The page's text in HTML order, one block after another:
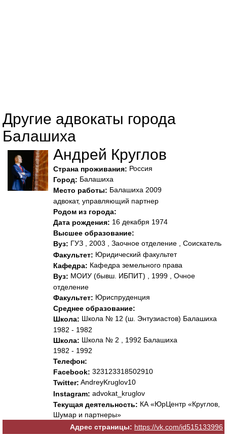
Другие адвокаты города
Балашиха
Андрей Круглов
Страна проживания: Россия
Город: Балашиха
Место работы: Балашиха 2009
адвокат, управляющий партнер
Родом из города:
Дата рождения: 16 декабря 1974
Высшее образование:
Вуз: ГУЗ , 2003 , Заочное отделение , Соискатель
Факультет: Юридический факультет
Кафедра: Кафедра земельного права
Вуз: МОИУ (бывш. ИБПИТ) , 1999 , Очное
отделение
Факультет: Юриспруденция
Среднее образование:
Школа: Школа № 12 (ш. Энтузиастов) Балашиха
1982 - 1982
Школа: Школа № 2 , 1992 Балашиха
1982 - 1992
Телефон:
Facebook: 323123318502910
Twitter: AndreyKruglov10
Instagram: advokat_kruglov
Текущая деятельность: КА «ЮрЦентр «Круглов,
Шумар и партнеры»
Адрес страницы: https://vk.com/id515133996